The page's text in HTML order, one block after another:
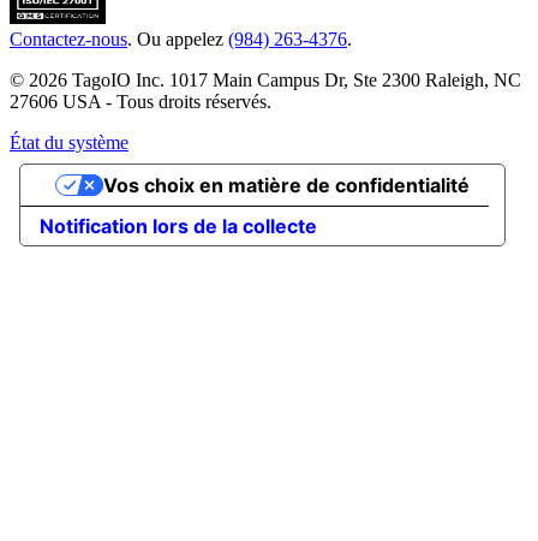
Contactez-nous. Ou appelez (984) 263-4376.
© 2026 TagoIO Inc. 1017 Main Campus Dr, Ste 2300 Raleigh, NC
27606 USA - Tous droits réservés.
État du système
Notification lors de la collecte
Vos choix en matière de confidentialité